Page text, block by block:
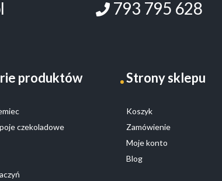
793 795 628
produktów
czekoladowe
Strony sklepu
Koszyk
Zamówienie
Moje konto
Blog